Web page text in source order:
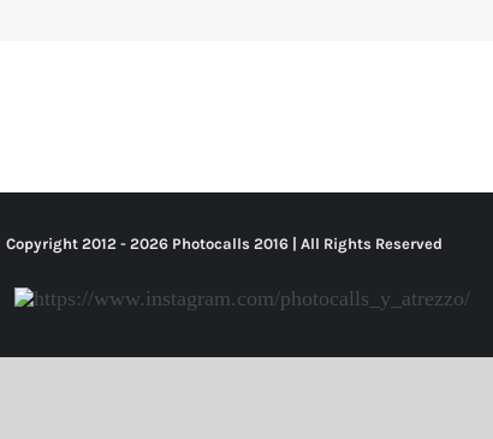
Copyright 2012 - 2026 Photocalls 2016| All Rights Reserved
Facebook
Https://www.instagram.com/photocalls_y_atrezzo/